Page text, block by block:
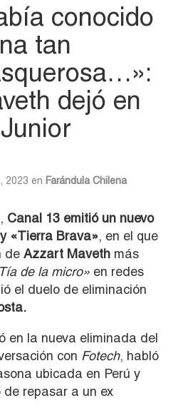
conocido
tan
dejó en
2023 en Farándula Chilena
Canal 13 emitió un nuevo
«Tierra Brava», en el que
de Azzart Maveth más
de la micro» en redes
el duelo de eliminación
en la nueva eliminada del
con Fotech, habló
ubicada en Perú y
repasar a un ex